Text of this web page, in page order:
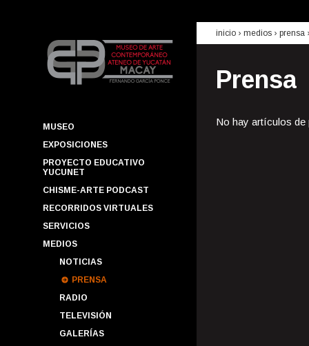
MUSEO
EXPOSICIONES
PROYECTO EDUCATIVO
YUCUNET
CHISME-ARTE PODCAST
RECORRIDOS VIRTUALES
SERVICIOS
MEDIOS
NOTICIAS
PRENSA
RADIO
TELEVISIÓN
GALERÍAS
inicio › medios › prensa
Prensa
No hay artículos de